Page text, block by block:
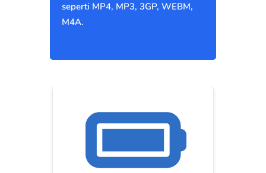
seperti MP4, MP3, 3GP, WEBM,
M4A.